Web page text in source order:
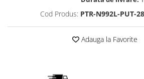
Cod Produs: PTR-N992L-PUT-
Adauga la Favorite